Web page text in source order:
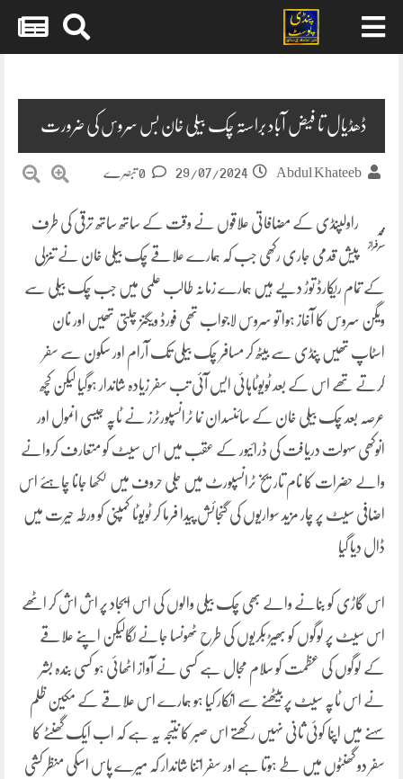
ڈھڈیال تا فیض آباد براستہ چک بیلی خان بس سروس کی ضرورت
Abdul Khateeb
29/07/2024
محمد
سرفراز
راولپنڈی کے مضافاتی علاقوں نے وقت کے ساتھ ساتھ ترقی کی طرف
پیش قدمی جاری رکھی جب کہ ہمارے علاقے چک بیلی خان نے تنزلی
کے تمام ریکارڈ توڑ دیے ہیں ہمارے زمانہ طالب علمی میں جب چک بیلی سے
ویگن سروس کا آغاز ہوا تو سروس لاجواب تھی فورڈ ویگنز چلتی تھیں اور نان
اسٹاپ تھیں پنڈی سے بیٹھ کر مسافر چک بیلی تک آرام اور سکون سے سفر
کرتے تھے اس کے بعد ٹویوٹاہائی ایس آئی تب سفر زیادہ شاندار ہوگیا لیکن کچھ
عرصہ بعد چک بیلی خان کے سائنسدان نما ٹرانسپورٹرز نے ٹاپہ جیسی انمول اور
انوکھی سہولت دریافت کی ڈرائیور کے عقب میں اس سیٹ کو متعارف کروانے
والے حضرات کا نام تاریخ ٹرانسپورٹ میں جلی حروف میں لکھا جانا چاہئے اس
اضافی سیٹ پر چار مزید سواریوں کی گنجائش پیدا فرما کر ٹویوٹا کمپنی کو ورطہ حیرت میں
ڈال دیا گیا
اس گاڑی کو بنانے والے بھی چک بیلی والوں کی اس ایجاد پر اش اش کر اٹھے
اس سیٹ پر لوگوں کو بھیڑ بکریوں کی طرح ٹھونسا جانے لگالیکن اپنے علاقے
کے لوگوں کی عظمت کو سلام مجال ہے کسی نے آواز اٹھائی ہو کسی بندہ بشر
نے اس ٹاپہ سیٹ پر بیٹھنے سے انکار کیا ہو ہمارے اس علاقے کے مکین ظلم
سہنے میں اپنا کوئی ثانی نہیں رکھتے اس صبر کا نتیجہ یہ ہے کہ اب ایک گھنٹے کا
سفر دو گھنٹوں میں طے ہوتا ہے اور سفر اتنا شاندار کہ میرے پاس اسکی منظر کشی